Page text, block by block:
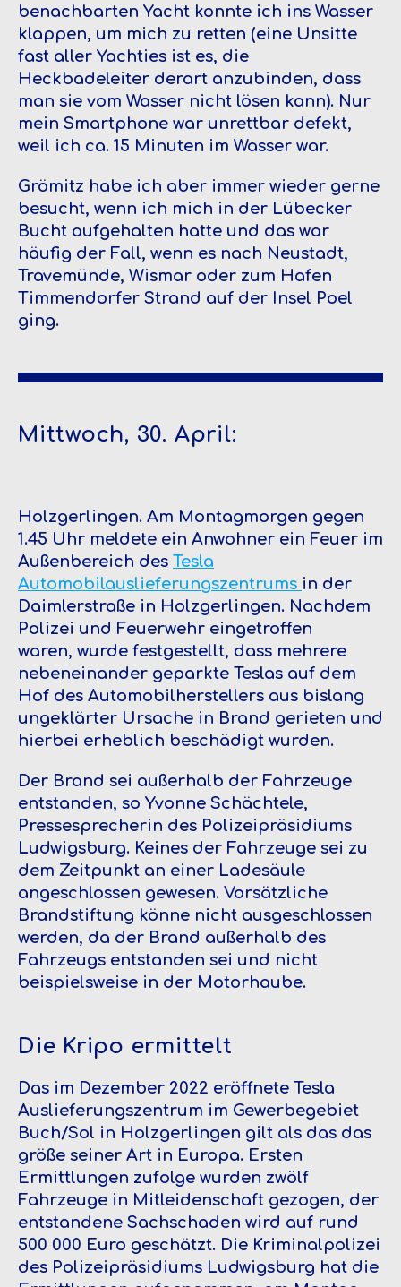
benachbarten Yacht konnte ich ins Wasser
klappen, um mich zu retten (eine Unsitte
fast aller Yachties ist es, die
Heckbadeleiter derart anzubinden, dass
man sie vom Wasser nicht lösen kann). Nur
mein Smartphone war unrettbar defekt,
weil ich ca. 15 Minuten im Wasser war.
Grömitz habe ich aber immer wieder gerne
besucht, wenn ich mich in der Lübecker
Bucht aufgehalten hatte und das war
häufig der Fall, wenn es nach Neustadt,
Travemünde, Wismar oder zum Hafen
Timmendorfer Strand auf der Insel Poel
ging.
Mittwoch, 30. April:
Holzgerlingen. Am Montagmorgen gegen
1.45 Uhr meldete ein Anwohner ein Feuer im
Außenbereich des Tesla
Automobilauslieferungszentrums in der
Daimlerstraße in Holzgerlingen. Nachdem
Polizei und Feuerwehr eingetroffen
waren, wurde festgestellt, dass mehrere
nebeneinander geparkte Teslas auf dem
Hof des Automobilherstellers aus bislang
ungeklärter Ursache in Brand gerieten und
hierbei erheblich beschädigt wurden.
Der Brand sei außerhalb der Fahrzeuge
entstanden, so Yvonne Schächtele,
Pressesprecherin des Polizeipräsidiums
Ludwigsburg. Keines der Fahrzeuge sei zu
dem Zeitpunkt an einer Ladesäule
angeschlossen gewesen. Vorsätzliche
Brandstiftung könne nicht ausgeschlossen
werden, da der Brand außerhalb des
Fahrzeugs entstanden sei und nicht
beispielsweise in der Motorhaube.
Die Kripo ermittelt
Das im Dezember 2022 eröffnete Tesla
Auslieferungszentrum im Gewerbegebiet
Buch/Sol in Holzgerlingen gilt als das das
größe seiner Art in Europa. Ersten
Ermittlungen zufolge wurden zwölf
Fahrzeuge in Mitleidenschaft gezogen, der
entstandene Sachschaden wird auf rund
500 000 Euro geschätzt. Die Kriminalpolizei
des Polizeipräsidiums Ludwigsburg hat die